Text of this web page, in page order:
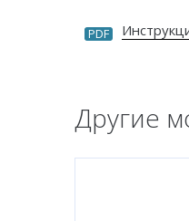
PDF
Другие